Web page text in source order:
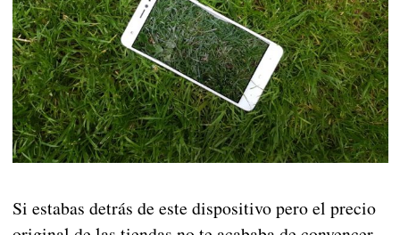
Si estabas detrás de este dispositivo pero el precio